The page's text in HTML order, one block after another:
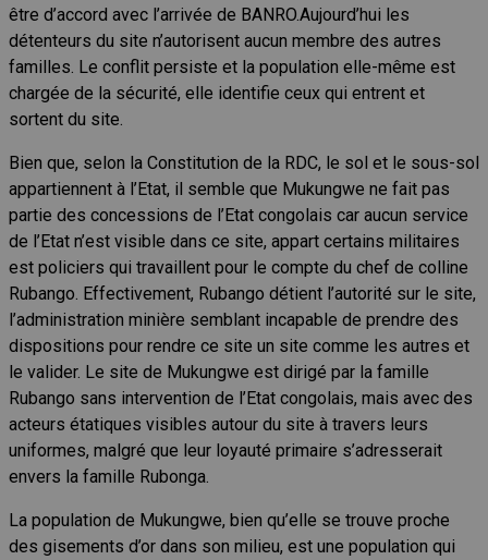
être d’accord avec l’arrivée de BANRO.Aujourd’hui les
détenteurs du site n’autorisent aucun membre des autres
familles. Le conflit persiste et la population elle-même est
chargée de la sécurité, elle identifie ceux qui entrent et
sortent du site.
Bien que, selon la Constitution de la RDC, le sol et le sous-sol
appartiennent à l’Etat, il semble que Mukungwe ne fait pas
partie des concessions de l’Etat congolais car aucun service
de l’Etat n’est visible dans ce site, appart certains militaires
est policiers qui travaillent pour le compte du chef de colline
Rubango. Effectivement, Rubango détient l’autorité sur le site,
l’administration minière semblant incapable de prendre des
dispositions pour rendre ce site un site comme les autres et
le valider. Le site de Mukungwe est dirigé par la famille
Rubango sans intervention de l’Etat congolais, mais avec des
acteurs étatiques visibles autour du site à travers leurs
uniformes, malgré que leur loyauté primaire s’adresserait
envers la famille Rubonga.
La population de Mukungwe, bien qu’elle se trouve proche
des gisements d’or dans son milieu, est une population qui